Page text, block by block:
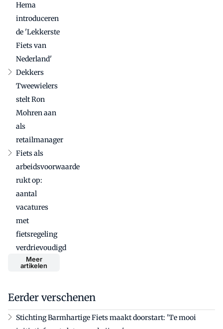
Hema
introduceren
de 'Lekkerste
Fiets van
Nederland'
Dekkers
Tweewielers
stelt Ron
Mohren aan
als
retailmanager
Fiets als
arbeidsvoorwaarde
rukt op:
aantal
vacatures
met
fietsregeling
verdrievoudigd
Meer
artikelen
Eerder verschenen
Stichting Barmhartige Fiets maakt doorstart: 'Te mooi